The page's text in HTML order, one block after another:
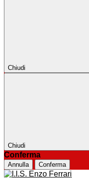
Chiudi
Chiudi
Conferma
Annulla Conferma